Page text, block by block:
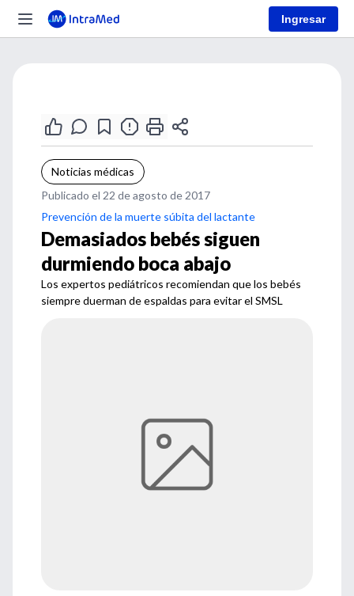
Ingresar
Noticias médicas
Publicado el 22 de agosto de 2017
Prevención de la muerte súbita del lactante
Demasiados bebés siguen
durmiendo boca abajo
Los expertos pediátricos recomiendan que los bebés
siempre duerman de espaldas para evitar el SMSL